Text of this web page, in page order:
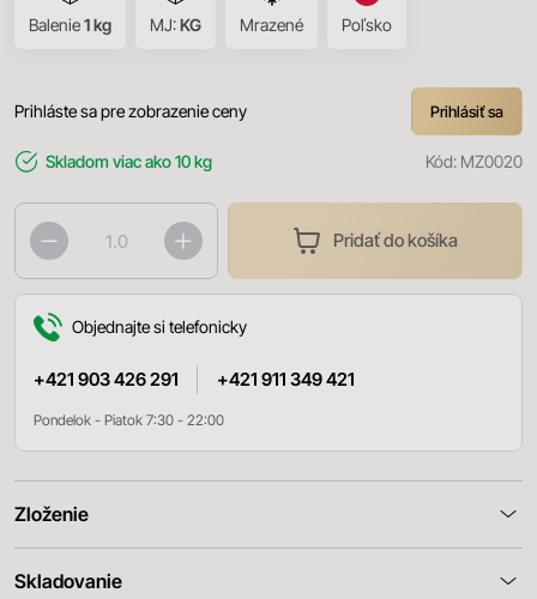
Balenie1 kg MJ:KG Mrazené Poľsko
Prihláste sa pre zobrazenie ceny Prihlásiť sa
Skladom viac ako 10 kg Kód: MZ0020
Pridať do košíka
Objednajte si telefonicky
+421 903 426 291 +421 911 349 421
Pondelok - Piatok 7:30 - 22:00
Zloženie
Skladovanie